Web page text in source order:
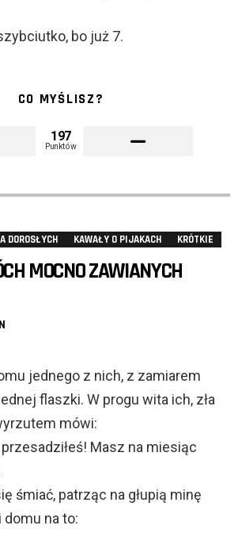
bo już 7.
CO MYŚLISZ?
197
Punktów
DOROSŁYCH KAWAŁY O PIJAKACH KRÓTKIE
MOCNO ZAWIANYCH
jednego z nich, z zamiarem
flaszki. W progu wita ich, zła
mówi:
Masz na miesiąc
śmiać, patrząc na głupią minę
domu na to: